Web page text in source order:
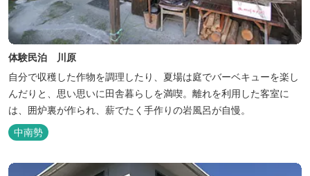
体験民泊 川原
自分で収穫した作物を調理したり、夏場は庭でバーベキューを楽し
んだりと、思い思いに田舎暮らしを満喫。離れを利用した客室に
は、囲炉裏が作られ、薪でたく手作りの岩風呂が自慢。
中南勢